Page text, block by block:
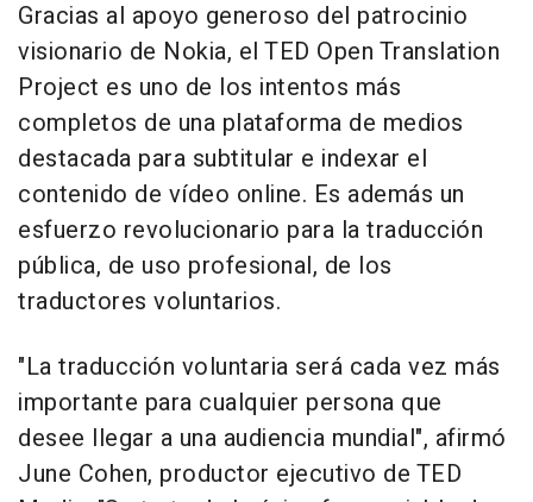
Gracias al apoyo generoso del patrocinio
visionario de Nokia, el TED Open Translation
Project es uno de los intentos más
completos de una plataforma de medios
destacada para subtitular e indexar el
contenido de vídeo online. Es además un
esfuerzo revolucionario para la traducción
pública, de uso profesional, de los
traductores voluntarios.
"La traducción voluntaria será cada vez más
importante para cualquier persona que
desee llegar a una audiencia mundial", afirmó
June Cohen, productor ejecutivo de TED